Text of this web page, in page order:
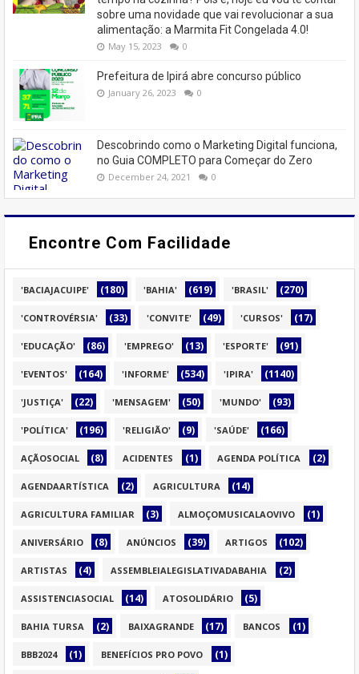
sobre uma novidade que vai revolucionar a sua
alimentação: a Marmita Fit Congelada 4.0!
May 15, 2023 0
Prefeitura de Ipirá abre concurso público
January 26, 2023 0
Descobrindo como o Marketing Digital funciona,
no Guia COMPLETO para Começar do Zero
December 24, 2021 0
Encontre Com Facilidade
'BACIAJACUIPE' (180) 'BAHIA' (619) 'BRASIL' (270)
'CONTROVÉRSIA' (33) 'CONVITE' (49) 'CURSOS' (17)
'EDUCAÇÃO' (86) 'EMPREGO' (13) 'ESPORTE' (91)
'EVENTOS' (164) 'INFORME' (534) 'IPIRA' (1140)
'JUSTIÇA' (22) 'MENSAGEM' (50) 'MUNDO' (93)
'POLÍTICA' (196) 'RELIGIÃO' (9) 'SAÚDE' (166)
AÇÃOSOCIAL (8) ACIDENTES (1) AGENDA POLÍTICA (2)
AGENDAARTÍSTICA (2) AGRICULTURA (14)
AGRICULTURA FAMILIAR (3) ALMOÇOMUSICALAOVIVO (1)
ANIVERSÁRIO (8) ANÚNCIOS (39) ARTIGOS (102)
ARTISTAS (4) ASSEMBLEIALEGISLATIVADABAHIA (2)
ASSISTENCIASOCIAL (14) ATOSOLIDÁRIO (5)
BAHIA TURSA (2) BAIXAGRANDE (17) BANCOS (1)
BBB2024 (1) BENEFÍCIOS PRO POVO (1)